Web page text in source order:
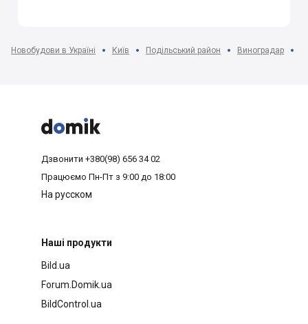
Новобудови в Україні Київ Подільський район Виноградар



Дзвонити +380(98) 656 34 02
Працюємо Пн-Пт з 9:00 до 18:00
На русском
Наші продукти
Bild.ua
Forum.Domik.ua
BildControl.ua